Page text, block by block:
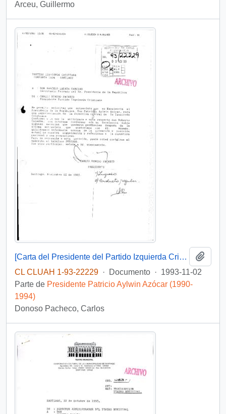
Arceu, Guillermo
[Carta del Presidente del Partido Izquierda Cristiana, quien solicita una entrevista con el Presidente]
CL CLUAH 1-93-22229 · Documento · 1993-11-02
Parte de Presidente Patricio Aylwin Azócar (1990-
1994)
Donoso Pacheco, Carlos